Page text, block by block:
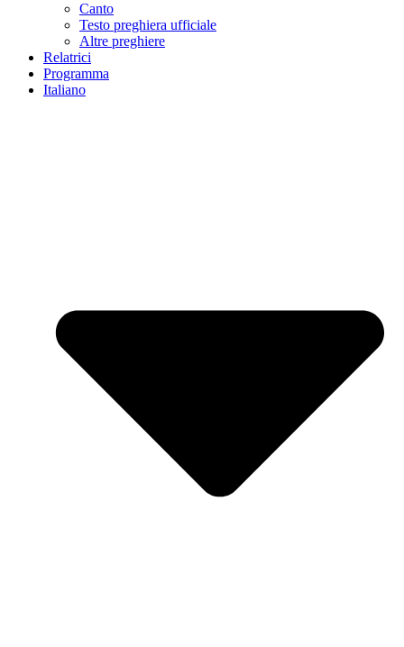
Canto
Testo preghiera ufficiale
Altre preghiere
Relatrici
Programma
Italiano